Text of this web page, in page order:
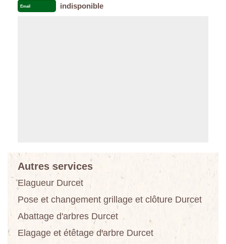
Email indisponible
Autres services
Elagueur Durcet
Pose et changement grillage et clôture Durcet
Abattage d'arbres Durcet
Elagage et étêtage d'arbre Durcet